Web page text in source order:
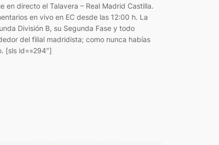
en directo el Talavera – Real Madrid Castilla.
en vivo en EC desde las 12:00 h. La
División B, su Segunda Fase y todo
del filial madridista; como nunca habías
[sls id=»294″]